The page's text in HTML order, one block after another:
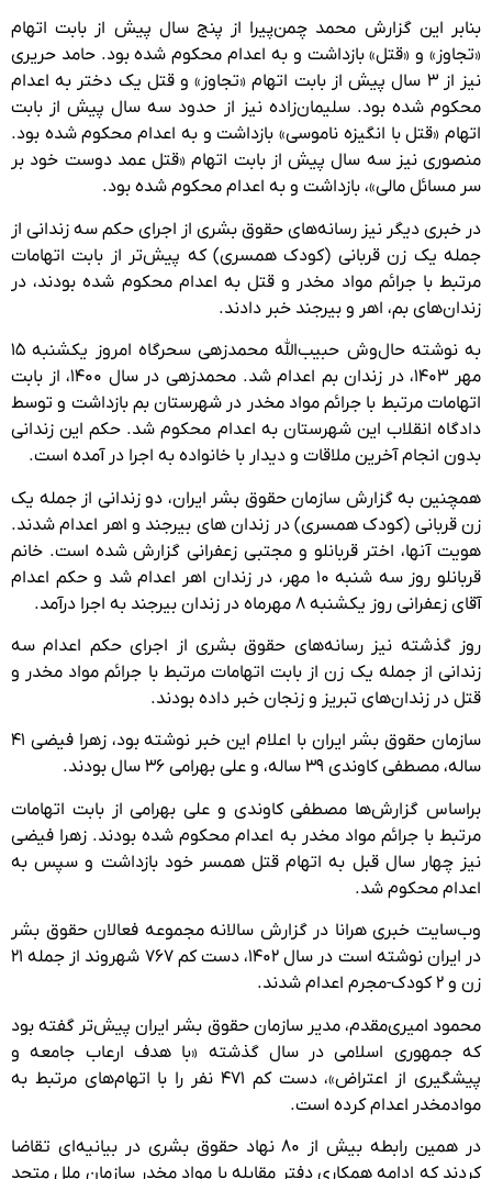
بنابر این گزارش محمد چمن‌پیرا از پنج سال پیش از بابت اتهام
«تجاوز» و «قتل» بازداشت و به اعدام محکوم شده بود. حامد حریری
نیز از ۳ سال پیش از بابت اتهام «تجاوز» و قتل یک دختر به اعدام
محکوم شده بود. سلیمان‌زاده نیز از حدود سه سال پیش از بابت
اتهام «قتل با انگیزه ناموسی» بازداشت و به اعدام محکوم شده بود.
منصوری نیز سه سال پیش از بابت اتهام «قتل عمد دوست خود بر
سر مسائل مالی»، بازداشت و به اعدام محکوم شده بود.
در خبری دیگر نیز رسانه‌های حقوق بشری از اجرای حکم سه زندانی از
جمله یک زن قربانی (کودک همسری) که پیش‌تر از بابت اتهامات
مرتبط با جرائم مواد مخدر و قتل به اعدام محکوم شده بودند، در
زندان‌های بم، اهر و بیرجند خبر دادند.
به نوشته حال‌وش حبیب‌الله محمدزهی سحرگاه امروز یکشنبه ۱۵
مهر ۱۴۰۳، در زندان بم اعدام شد. محمدزهی در سال ۱۴۰۰، از بابت
اتهامات مرتبط با جرائم مواد مخدر در شهرستان بم بازداشت و توسط
دادگاه انقلاب این شهرستان به اعدام محکوم شد. حکم این زندانی
بدون انجام آخرین ملاقات و دیدار با خانواده به اجرا در آمده است.
همچنین به گزارش سازمان حقوق بشر ایران، دو زندانی از جمله یک
زن قربانی (کودک همسری) در زندان های بیرجند و اهر اعدام شدند.
هویت آنها، اختر قربانلو و مجتبی زعفرانی گزارش شده است. خانم
قربانلو روز سه شنبه ۱۰ مهر، در زندان اهر اعدام شد و حکم اعدام
آقای زعفرانی روز یکشنبه ۸ مهرماه در زندان بیرجند به اجرا درآمد.
روز گذشته نیز رسانه‌های حقوق بشری از اجرای حکم اعدام سه
زندانی از جمله یک زن از بابت اتهامات مرتبط با جرائم مواد مخدر و
قتل در زندان‌های تبریز و زنجان خبر داده بودند.
سازمان حقوق بشر ایران با اعلام این خبر نوشته بود، زهرا فیضی ۴۱
ساله، مصطفی کاوندی ۳۹ ساله، و علی بهرامی ۳۶ سال بودند.
براساس گزارش‌ها مصطفی کاوندی و علی بهرامی از بابت اتهامات
مرتبط با جرائم مواد مخدر به اعدام محکوم شده بودند. زهرا فیضی
نیز چهار سال قبل به اتهام قتل همسر خود بازداشت و سپس به
اعدام محکوم شد.
وب‌سایت خبری هرانا در گزارش سالانه مجموعه فعالان حقوق بشر
در ایران نوشته است در سال ۱۴۰۲، دست کم ۷۶۷ شهروند از جمله ۲۱
زن و ۲ کودک-مجرم اعدام شدند.
محمود امیری‌مقدم، مدیر سازمان حقوق بشر ایران پیش‌تر گفته بود
که جمهوری اسلامی در سال گذشته «با هدف ارعاب جامعه و
پیشگیری از اعتراض»، دست کم ۴۷۱ نفر را با اتهام‌های مرتبط به
مواد‌مخدر اعدام کرده است.
در همین رابطه بیش از ۸۰ نهاد حقوق بشری در بیانیه‌ای تقاضا
کردند که ادامه همکاری دفتر مقابله با مواد مخدر سازمان ملل متحد